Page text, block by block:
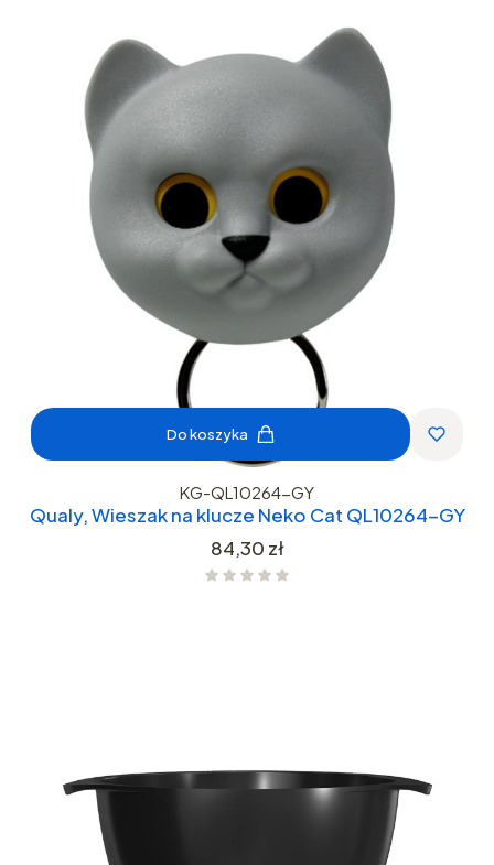
Do koszyka
KG-QL10264-GY
Qualy, Wieszak na klucze Neko Cat QL10264-GY
Cena
84,30 zł